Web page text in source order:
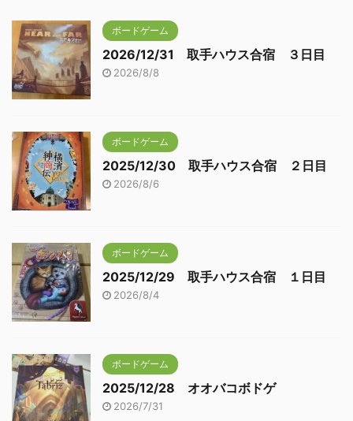
ボードゲーム
2026/12/31 取手ハウス合宿 ３日目
2026/8/8
ボードゲーム
2025/12/30 取手ハウス合宿 ２日目
2026/8/6
ボードゲーム
2025/12/29 取手ハウス合宿 １日目
2026/8/4
ボードゲーム
2025/12/28 オオバコボドゲ
2026/7/31